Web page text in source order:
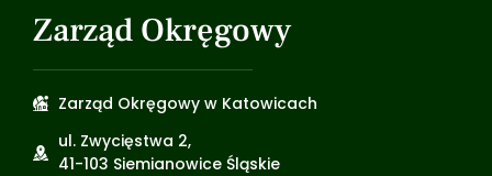
Zarząd Okręgowy
Zarząd Okręgowy w Katowicach
ul. Zwycięstwa 2,
41-103 Siemianowice Śląskie